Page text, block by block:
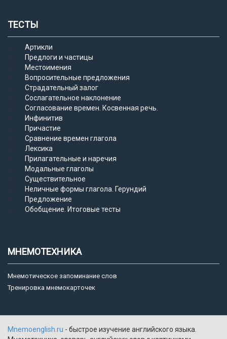
ТЕСТЫ
Артикли
Предлоги и частицы
Местоимения
Вопросительные предложения
Страдательный залог
Сослагательное наклонение
Согласование времен. Косвенная речь.
Инфинитив
Причастие
Сравнение времен глагола
Лексика
Прилагательные и наречия
Модальные глаголы
Существительное
Неличные формы глагола. Герундий
Предложение
Обобщение. Итоговые тесты
МНЕМОТЕХНИКА
Мнемотическое запоминание слов
Тренировка мнемокарточек
Mnemoenglish.ru - быстрое изучение английского языка.